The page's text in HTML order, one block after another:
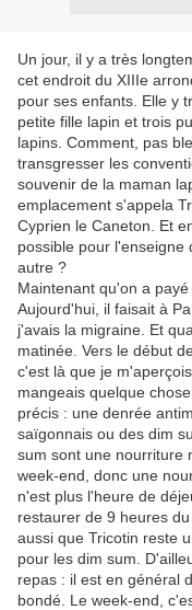
Un jour, il y a très
cet endroit du XIIIe
pour ses enfants. Elle y
petite fille lapin et trois
lapins. Comment, pas
transgresser les
souvenir de la maman
emplacement s'appela
Cyprien le Caneton. Et
possible pour l'enseigne
autre ?
Maintenant qu'on a
Aujourd'hui, il faisait à
j'avais la migraine. Et
matinée. Vers le début
c'est là que je
mangeais quelque
précis : une denrée
saïgonnais ou des dim
sum sont une nourriture
week-end, donc une
n'est plus l'heure de
restaurer de 9 heures
aussi que Tricotin reste
pour les dim sum.
repas : il est en général
bondé. Le week-end,